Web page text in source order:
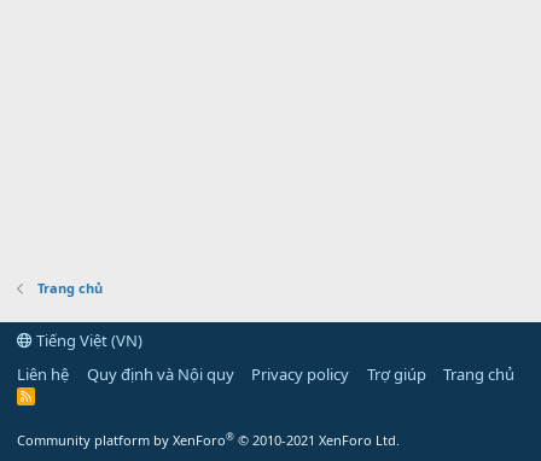
Trang chủ
Tiếng Việt (VN)
Liên hệ
Quy định và Nội quy Privacy policy Trợ giúp Trang chủ
R
Community platform by XenForo® © 2010-2021 XenForo Ltd.